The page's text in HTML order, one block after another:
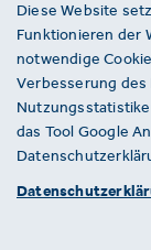
Entsorgungs-,
Von-der-Heydt-
D 10785 Berlin
Sie haben einen
gefunden? Ihnen
aufgefallen? Wir
Diese Website
Funktionieren der
notwendige
Verbesserung
das Tool Google